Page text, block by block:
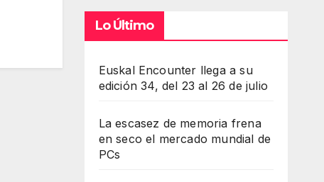
Lo Último
Euskal Encounter llega a su
edición 34, del 23 al 26 de julio
La escasez de memoria frena
en seco el mercado mundial de
PCs